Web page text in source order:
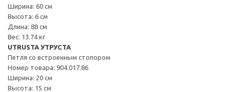
Ширина: 60 см
Высота: 6 см
Длина: 88 см
Вес: 13.74 кг
UTRUSTA УТРУСТА
Петля со встроенным стопором
Номер товара: 904.017.86
Ширина: 20 см
Высота: 15 см